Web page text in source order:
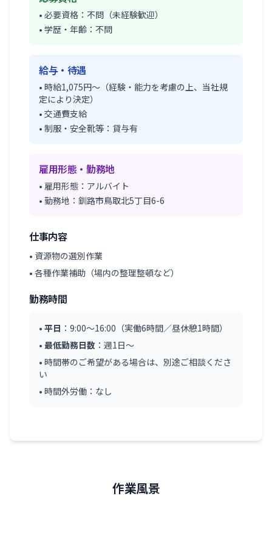
• 必要資格：不問（未経験歓迎）
• 学歴・年齢：不問
給与・待遇
• 時給1,075円～（経験・能力を考慮の上、当社規
定により決定）
• 交通費支給
• 制服・安全靴等：貸与有
雇用形態・勤務地
• 雇用形態：アルバイト
• 勤務地：釧路市鳥取北5丁目6-6
仕事内容
• 資源物の選別作業
• 各種作業補助（場内の整理整頓など）
勤務時間
• 平日 ：9:00～16:00（実働6時間／昼休憩1時間）
• 最低勤務日数 ：週1日～
• 時間帯のご希望がある場合は、別途ご相談くださ
い
• 時間外労働：なし
作業風景